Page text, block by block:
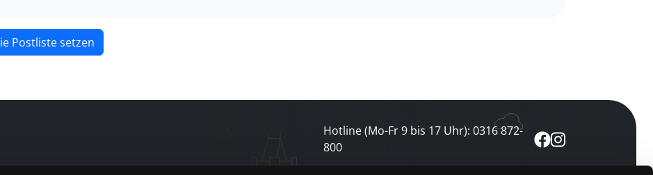
Postliste setzen
Hotline (Mo-Fr 9 bis 17 Uhr): 0316 872-
800